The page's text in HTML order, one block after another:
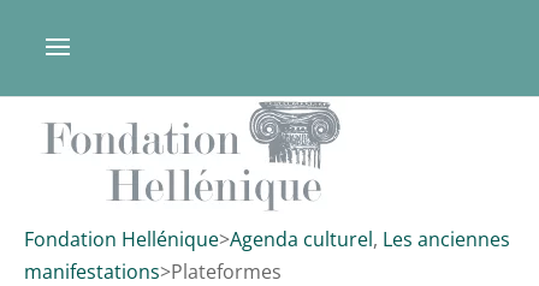
Fondation Hellénique>Agenda culturel, Les anciennes
manifestations>Plateformes